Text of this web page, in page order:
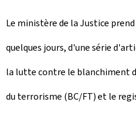
Le ministère de la Justice
quelques jours, d'une série
la lutte contre le blanchiment
du terrorisme (BC/FT) et le